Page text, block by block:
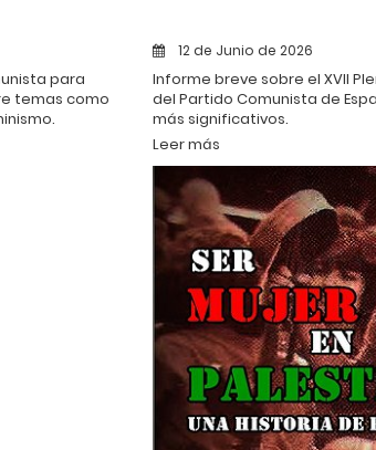
para
temas como
12 de Junio de 2026
Informe breve sobre el XVII
del Partido Comunista de
más significativos.
Leer más